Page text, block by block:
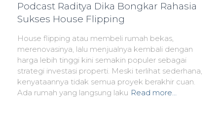
Podcast Raditya Dika Bongkar Rahasia
Sukses House Flipping
House flipping atau membeli rumah bekas,
merenovasinya, lalu menjualnya kembali dengan
harga lebih tinggi kini semakin populer sebagai
strategi investasi properti. Meski terlihat sederhana,
kenyataannya tidak semua proyek berakhir cuan.
Ada rumah yang langsung laku Read more…